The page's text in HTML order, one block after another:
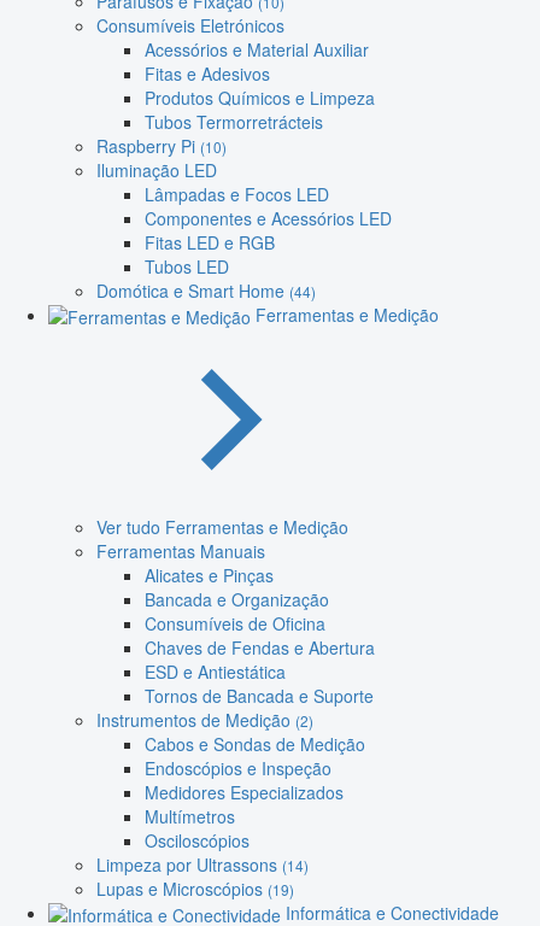
Consumíveis Eletrónicos
Acessórios e Material Auxiliar
Fitas e Adesivos
Produtos Químicos e Limpeza
Tubos Termorretrácteis
Raspberry Pi (10)
Iluminação LED
Lâmpadas e Focos LED
Componentes e Acessórios LED
Fitas LED e RGB
Tubos LED
Domótica e Smart Home (44)
Ferramentas e Medição
Ver tudo Ferramentas e Medição
Ferramentas Manuais
Alicates e Pinças
Bancada e Organização
Consumíveis de Oficina
Chaves de Fendas e Abertura
ESD e Antiestática
Tornos de Bancada e Suporte
Instrumentos de Medição (2)
Cabos e Sondas de Medição
Endoscópios e Inspeção
Medidores Especializados
Multímetros
Osciloscópios
Limpeza por Ultrassons (14)
Lupas e Microscópios (19)
Informática e Conectividade